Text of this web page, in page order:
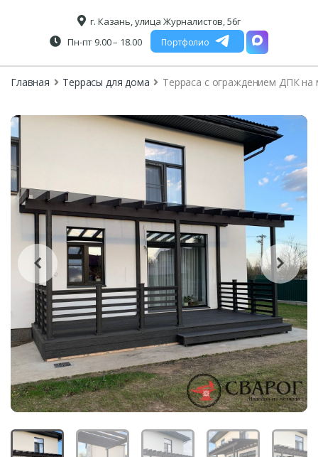
г. Казань, улица Журналистов, 56г
Пн-пт 9.00 – 18.00
Портфолио
Главная Террасы для дома Терраса с ограждением ДПК на